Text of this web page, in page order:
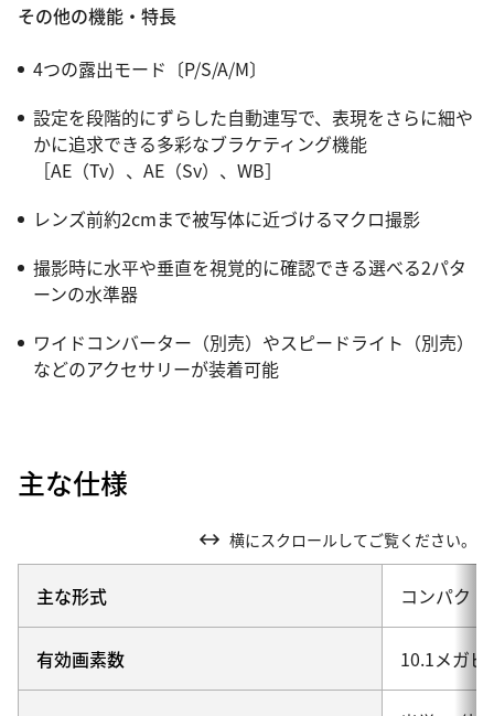
その他の機能・特長
4つの露出モード〔P/S/A/M〕
設定を段階的にずらした自動連写で、表現をさらに細や
かに追求できる多彩なブラケティング機能
［AE（Tv）、AE（Sv）、WB］
レンズ前約2cmまで被写体に近づけるマクロ撮影
撮影時に水平や垂直を視覚的に確認できる選べる2パタ
ーンの水準器
ワイドコンバーター（別売）やスピードライト（別売）
などのアクセサリーが装着可能
主な仕様
横にスクロールしてご覧ください。
主な形式 コンパク
有効画素数 10.1メガピ